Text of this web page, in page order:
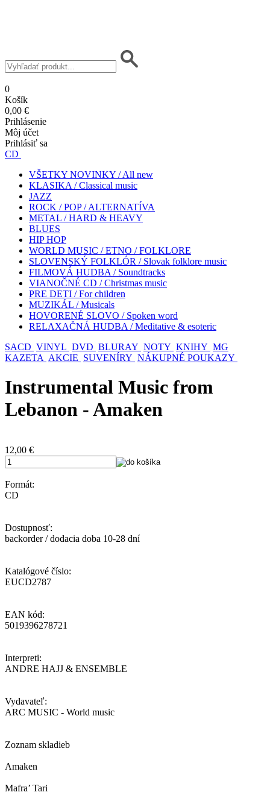
0
Košík
0,00 €
Prihlásenie
Môj účet
Prihlásiť sa
CD
VŠETKY NOVINKY / All new
KLASIKA / Classical music
JAZZ
ROCK / POP / ALTERNATÍVA
METAL / HARD & HEAVY
BLUES
HIP HOP
WORLD MUSIC / ETNO / FOLKLORE
SLOVENSKÝ FOLKLÓR / Slovak folklore music
FILMOVÁ HUDBA / Soundtracks
VIANOČNÉ CD / Christmas music
PRE DETI / For children
MUZIKÁL / Musicals
HOVORENÉ SLOVO / Spoken word
RELAXAČNÁ HUDBA / Meditative & esoteric
SACD VINYL DVD BLURAY NOTY KNIHY MG
KAZETA AKCIE SUVENÍRY NÁKUPNÉ POUKAZY
Instrumental Music from
Lebanon - Amaken
12,00 €
Formát:
CD
Dostupnosť:
backorder / dodacia doba 10-28 dní
Katalógové číslo:
EUCD2787
EAN kód:
5019396278721
Interpreti:
ANDRE HAJJ & ENSEMBLE
Vydavateľ:
ARC MUSIC - World music
Zoznam skladieb
Amaken
Mafra’ Tari